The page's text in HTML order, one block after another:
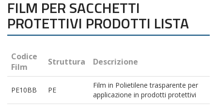
FILM PER SACCHETTI
PROTETTIVI PRODOTTI LISTA
Codice
Film
Struttura Descrizione
PE10BB PE
Film in Polietilene trasparente per
applicazione in prodotti protettivi